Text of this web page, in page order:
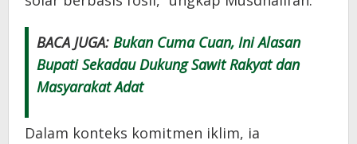
BACA JUGA: Bukan Cuma Cuan, Ini Alasan
Bupati Sekadau Dukung Sawit Rakyat dan
Masyarakat Adat
Dalam konteks komitmen iklim, ia